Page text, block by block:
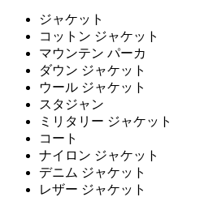
ジャケット
コットン ジャケット
マウンテン パーカ
ダウン ジャケット
ウール ジャケット
スタジャン
ミリタリー ジャケット
コート
ナイロン ジャケット
デニム ジャケット
レザー ジャケット